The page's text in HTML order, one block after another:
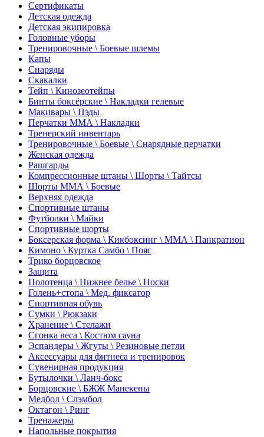
Сертификаты
Детская одежда
Детская экипировка
Головные уборы
Тренировочные \ Боевые шлемы
Капы
Снаряды
Скакалки
Тейп \ Кинозеотейпы
Бинты боксёрские \ Накладки гелевые
Макивары \ Пэды
Перчатки ММА \ Накладки
Тренерский инвентарь
Тренировочные \ Боевые \ Снарядные перчатки
Женская одежда
Рашгарды
Компрессионные штаны \ Шорты \ Тайтсы
Шорты ММА \ Боевые
Верхняя одежда
Спортивные штаны
Футболки \ Майки
Спортивные шорты
Боксерская форма \ Кикбоксинг \ ММА \ Панкратион
Кимоно \ Куртка Самбо \ Пояс
Трико борцовское
Защита
Полотенца \ Нижнее белье \ Носки
Голень+стопа \ Мед. фиксатор
Спортивная обувь
Сумки \ Рюкзаки
Хранение \ Стелажи
Сгонка веса \ Костюм сауна
Эспандеры \ Жгуты \ Резиновые петли
Аксессуары для фитнеса и тренировок
Сувенирная продукция
Бутылочки \ Ланч-бокс
Борцовские \ БЖЖ Манекены
Медбол \ Слэмбол
Октагон \ Ринг
Тренажеры
Напольные покрытия